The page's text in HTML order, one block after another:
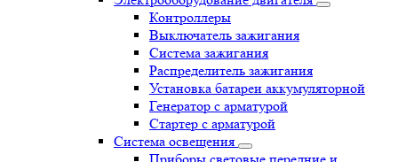
Контроллеры
Выключатель зажигания
Система зажигания
Распределитель зажигания
Установка батареи аккумуляторной
Генератор с арматурой
Стартер с арматурой
Система освещения